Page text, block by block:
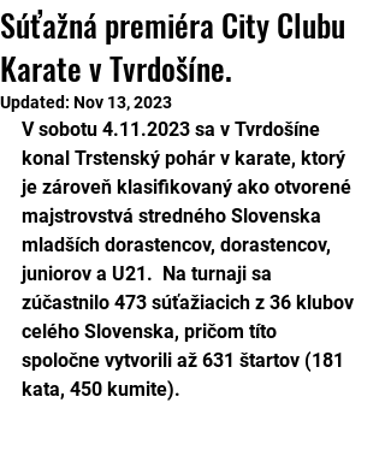
Súťažná premiéra City Clubu
Karate v Tvrdošíne.
Updated: Nov 13, 2023
V sobotu 4.11.2023 sa v Tvrdošíne
konal Trstenský pohár v karate, ktorý
je zároveň klasifikovaný ako otvorené
majstrovstvá stredného Slovenska
mladších dorastencov, dorastencov,
juniorov a U21.  Na turnaji sa
zúčastnilo 473 súťažiacich z 36 klubov
celého Slovenska, pričom títo
spoločne vytvorili až 631 štartov (181
kata, 450 kumite).